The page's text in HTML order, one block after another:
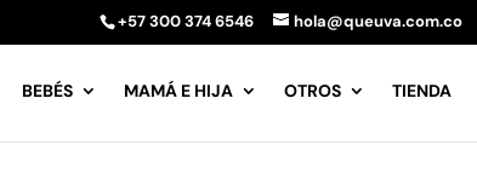
+57 300 374 6546 hola@queuva.com.co
BEBÉS MAMÁ E HIJA OTROS TIENDA